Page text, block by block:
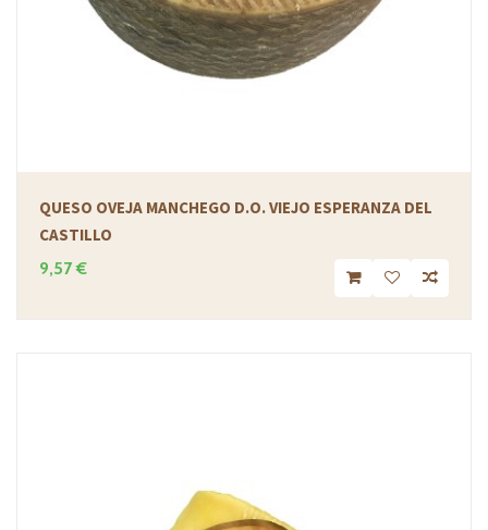
QUESO OVEJA MANCHEGO D.O. VIEJO ESPERANZA DEL
CASTILLO
9,57 €